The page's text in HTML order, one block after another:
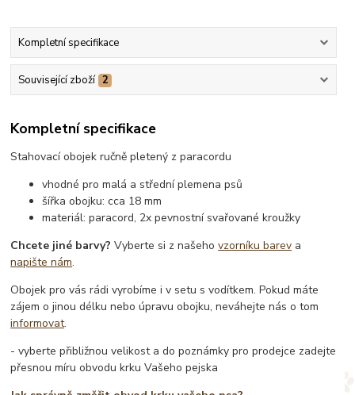
Kompletní specifikace
Související zboží 2
Kompletní specifikace
Stahovací obojek ručně pletený z paracordu
vhodné pro malá a střední plemena psů
šířka obojku: cca 18 mm
materiál: paracord, 2x pevnostní svařované kroužky
Chcete jiné barvy? Vyberte si z našehovzorníku barev a
napište nám.
Obojek pro vás rádi vyrobíme i v setu s vodítkem. Pokud máte
zájem o jinou délku nebo úpravu obojku, neváhejte nás o tom
informovat.
- vyberte přibližnou velikost a do poznámky pro prodejce zadejte
přesnou míru obvodu krku Vašeho pejska